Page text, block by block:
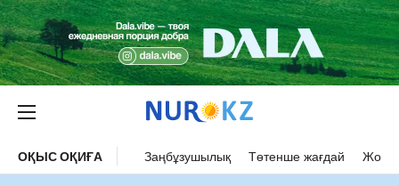
ОҚЫС ОҚИҒА Заңбұзушылық Төтенше жағдай Жол